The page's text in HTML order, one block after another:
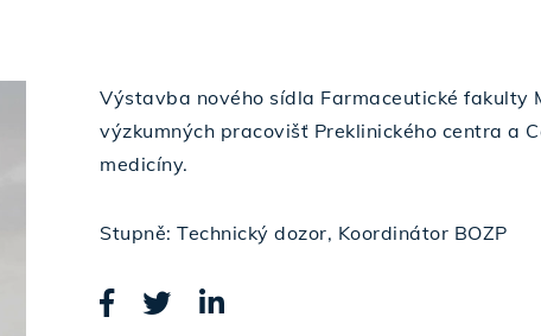
Výstavba nového sídla Farmaceutické fakulty
výzkumných pracovišť Preklinického centra a
medicíny.
Stupně: Technický dozor, Koordinátor BOZP